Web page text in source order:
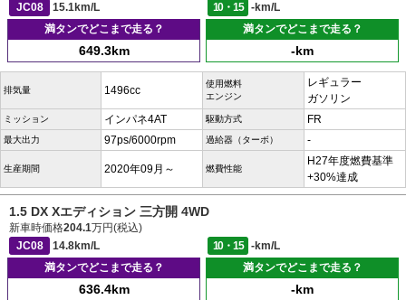
JC08
15.1km/L 10・15
-km/L
満タンでどこまで走る？
649.3km
満タンでどこまで走る？
-km
排気量 1496cc
使用燃料
エンジン
レギュラー
ガソリン
ミッション インパネ4AT 駆動方式 FR
最大出力 97ps/6000rpm 過給器（ターボ） -
生産期間 2020年09月～ 燃費性能
H27年度燃費基準
+30%達成
1.5 DX Xエディション 三方開 4WD
新車時価格204.1万円(税込)
JC08
14.8km/L 10・15
-km/L
満タンでどこまで走る？
636.4km
満タンでどこまで走る？
-km